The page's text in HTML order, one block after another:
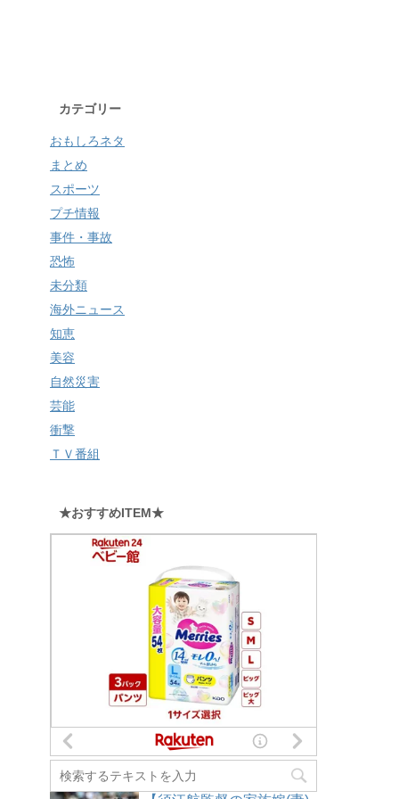
カテゴリー
おもしろネタ
まとめ
スポーツ
プチ情報
事件・事故
恐怖
未分類
海外ニュース
知恵
美容
自然災害
芸能
衝撃
ＴＶ番組
★おすすめITEM★